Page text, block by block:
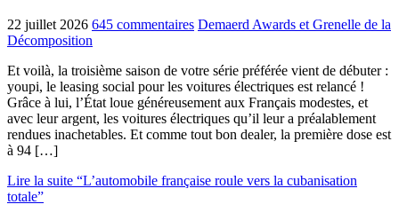
22 juillet 2026 645 commentaires Demaerd Awards et Grenelle de la
Décomposition
Et voilà, la troisième saison de votre série préférée vient de débuter :
youpi, le leasing social pour les voitures électriques est relancé !
Grâce à lui, l’État loue généreusement aux Français modestes, et
avec leur argent, les voitures électriques qu’il leur a préalablement
rendues inachetables. Et comme tout bon dealer, la première dose est
à 94 […]
Lire la suite “L’automobile française roule vers la cubanisation
totale”